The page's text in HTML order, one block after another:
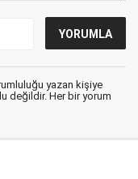
yazan kişiye
değildir. Her bir yorum